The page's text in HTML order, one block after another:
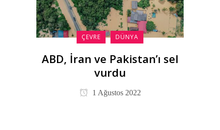
ÇEVRE DÜNYA
ABD, İran ve Pakistan’ı sel
vurdu
1 Ağustos 2022